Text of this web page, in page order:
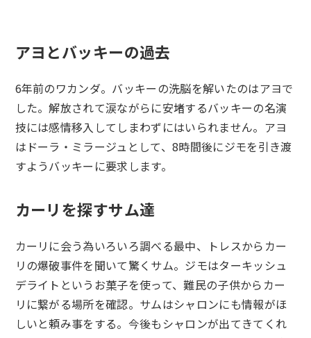
アヨとバッキーの過去
6年前のワカンダ。バッキーの洗脳を解いたのはアヨで
した。解放されて涙ながらに安堵するバッキーの名演
技には感情移入してしまわずにはいられません。アヨ
はドーラ・ミラージュとして、8時間後にジモを引き渡
すようバッキーに要求します。
カーリを探すサム達
カーリに会う為いろいろ調べる最中、トレスからカー
リの爆破事件を聞いて驚くサム。ジモはターキッシュ
デライトというお菓子を使って、難民の子供からカー
リに繋がる場所を確認。サムはシャロンにも情報がほ
しいと頼み事をする。今後もシャロンが出てきてくれ